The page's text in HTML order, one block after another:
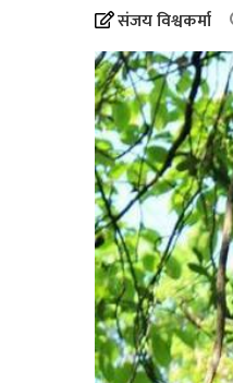
संजय विश्वकर्मा